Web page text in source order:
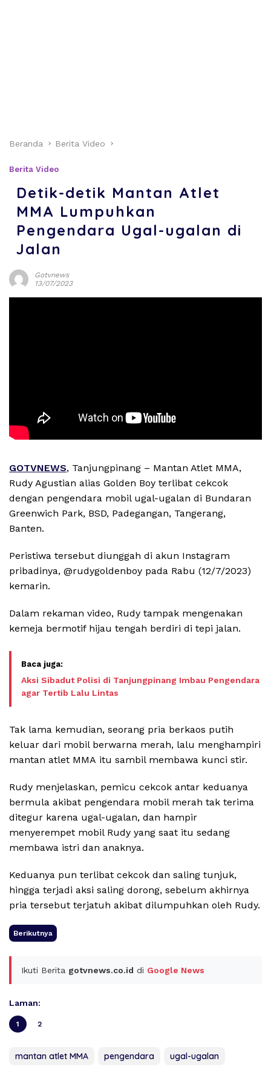
Beranda Berita Video
Berita Video
Detik-detik Mantan Atlet
MMA Lumpuhkan
Pengendara Ugal-ugalan di
Jalan
Gotvnews
13/07/2023
GOTVNEWS, Tanjungpinang – Mantan Atlet MMA,
Rudy Agustian alias Golden Boy terlibat cekcok
dengan pengendara mobil ugal-ugalan di Bundaran
Greenwich Park, BSD, Padegangan, Tangerang,
Banten.
Peristiwa tersebut diunggah di akun Instagram
pribadinya, @rudygoldenboy pada Rabu (12/7/2023)
kemarin.
Dalam rekaman video, Rudy tampak mengenakan
kemeja bermotif hijau tengah berdiri di tepi jalan.
Aksi Sibadut Polisi di Tanjungpinang Imbau Pengendara
agar Tertib Lalu Lintas
Tak lama kemudian, seorang pria berkaos putih
keluar dari mobil berwarna merah, lalu menghampiri
mantan atlet MMA itu sambil membawa kunci stir.
Rudy menjelaskan, pemicu cekcok antar keduanya
bermula akibat pengendara mobil merah tak terima
ditegur karena ugal-ugalan, dan hampir
menyerempet mobil Rudy yang saat itu sedang
membawa istri dan anaknya.
Keduanya pun terlibat cekcok dan saling tunjuk,
hingga terjadi aksi saling dorong, sebelum akhirnya
pria tersebut terjatuh akibat dilumpuhkan oleh Rudy.
Berikutnya
Ikuti Berita gotvnews.co.id di Google News
Laman:
1 2
mantan atlet MMA pengendara ugal-ugalan